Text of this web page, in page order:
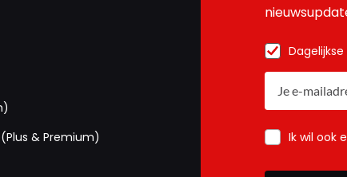
& Premium)
Ik wil ook